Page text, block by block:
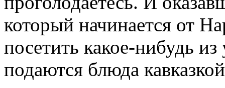
который начинается от
посетить какое-нибудь
подаются блюда